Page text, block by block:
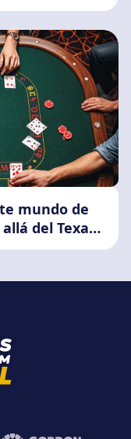
mundo de
del Texas